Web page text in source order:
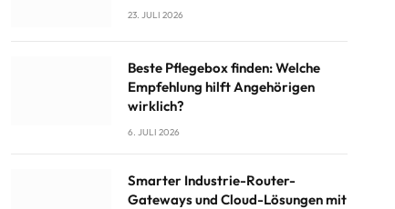
23. JULI 2026
Beste Pflegebox finden: Welche
Empfehlung hilft Angehörigen
wirklich?
6. JULI 2026
Smarter Industrie-Router-
Gateways und Cloud-Lösungen mit